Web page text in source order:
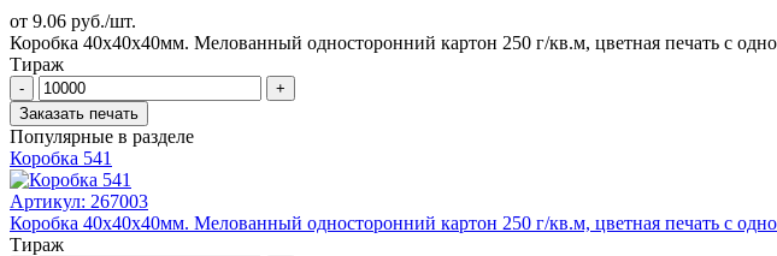
от 9.06 руб./шт.
Коробка 40x40х40мм. Mелованный односторонний картон 250 г/кв.м, цветная печать с
Тираж
-
+
Заказать печать
Популярные в разделе
Коробка 541
Артикул: 267003
Коробка 40x40х40мм. Mелованный односторонний картон 250 г/кв.м, цветная печать с
Тираж